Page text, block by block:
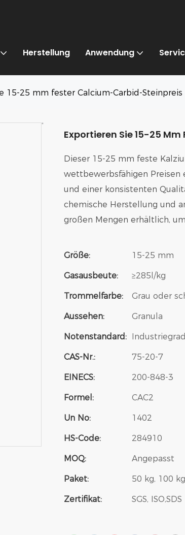
Herstellung Anwendung
15-25 mm fester Calcium-Carbid-Steinpreis
Exportieren Sie 15-25
Dieser 15-25 mm feste
wettbewerbsfähigen Preisen
und einer konsistenten
chemische Herstellung und
großen Mengen erhältlich,
Größe: 15-25 mm
Gasausbeute: ≥285l/kg
Trommelfarbe: Grau oder
Aussehen: Granula
Notenstandard: Industriegrad
CAS-Nr.: 75-20-7
EINECS: 200-848-3
Formel: CAC2
Un No: 1402
HS-Code: 284910
MOQ: Angepasst
Paket: 50 kg, 100
Zertifikat: SGS, ISO,SDS